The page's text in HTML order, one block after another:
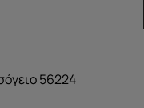
56224